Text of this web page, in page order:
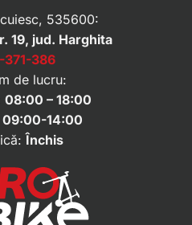
535600:
19, jud. Harghita
371-386
de lucru:
08:00 – 18:00
09:00-14:00
Închis